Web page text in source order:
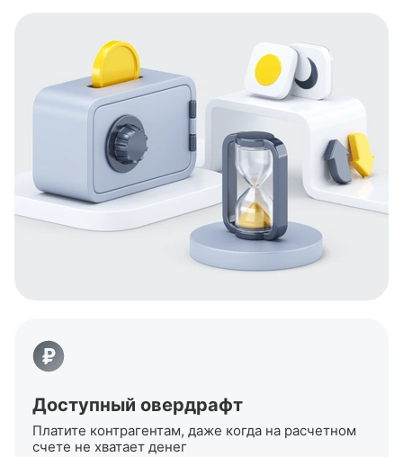
Доступный овердрафт
Платите контрагентам, даже когда на расчетном
счете не хватает денег